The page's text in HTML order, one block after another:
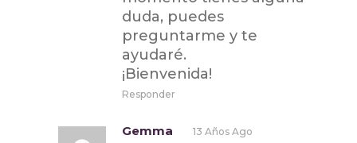
duda, puedes
preguntarme y te
ayudaré.
¡Bienvenida!
Responder
Gemma 13 Años Ago